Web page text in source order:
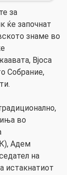
за
ќе започнат
знаме во
Вјоса
Собрание,
во
Адем
на
истакнатиот